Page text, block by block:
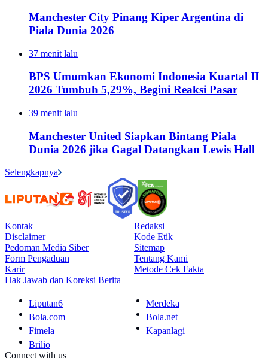
Manchester City Pinang Kiper Argentina di
Piala Dunia 2026
37 menit lalu
BPS Umumkan Ekonomi Indonesia Kuartal II
2026 Tumbuh 5,29%, Begini Reaksi Pasar
39 menit lalu
Manchester United Siapkan Bintang Piala
Dunia 2026 jika Gagal Datangkan Lewis Hall
Selengkapnya
Kontak
Redaksi
Disclaimer
Kode Etik
Pedoman Media Siber
Sitemap
Form Pengaduan
Tentang Kami
Karir
Metode Cek Fakta
Hak Jawab dan Koreksi Berita
Liputan6
Merdeka
Bola.com
Bola.net
Fimela
Kapanlagi
Brilio
Connect with us